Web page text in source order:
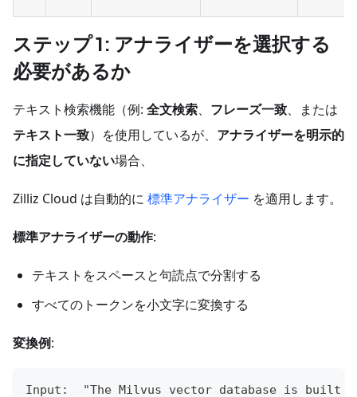
ステップ 1: アナライザーを選択する
必要があるか
テキスト検索機能（例: 全文検索、 フレーズ一致、または
テキスト一致）を使用しているが、 アナライザーを明示的
に指定していない場合、
Zilliz Cloud は自動的に 標準アナライザー を適用します。
標準アナライザーの動作:
テキストをスペースと句読点で分割する
すべてのトークンを小文字に変換する
変換例:
Input:  "The Milvus vector database is built